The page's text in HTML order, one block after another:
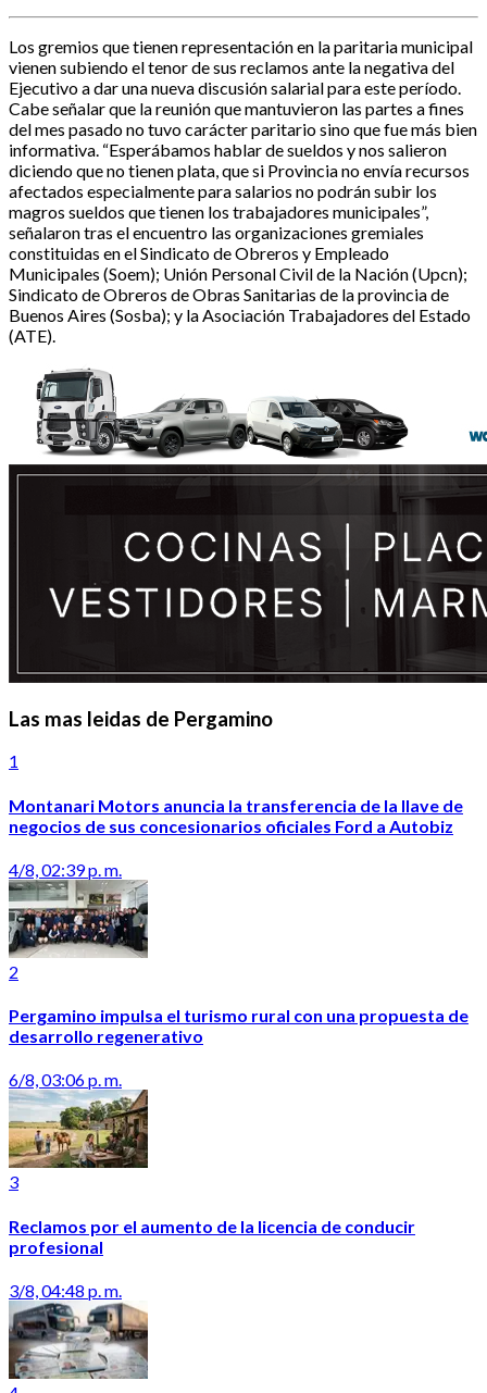
Los gremios que tienen representación en la paritaria municipal
vienen subiendo el tenor de sus reclamos ante la negativa del
Ejecutivo a dar una nueva discusión salarial para este período.
Cabe señalar que la reunión que mantuvieron las partes a fines
del mes pasado no tuvo carácter paritario sino que fue más bien
informativa. “Esperábamos hablar de sueldos y nos salieron
diciendo que no tienen plata, que si Provincia no envía recursos
afectados especialmente para salarios no podrán subir los
magros sueldos que tienen los trabajadores municipales”,
señalaron tras el encuentro las organizaciones gremiales
constituidas en el Sindicato de Obreros y Empleado
Municipales (Soem); Unión Personal Civil de la Nación (Upcn);
Sindicato de Obreros de Obras Sanitarias de la provincia de
Buenos Aires (Sosba); y la Asociación Trabajadores del Estado
(ATE).
Las mas leidas de Pergamino
1
Montanari Motors anuncia la transferencia de la llave de
negocios de sus concesionarios oficiales Ford a Autobiz
4/8, 02:39 p. m.
2
Pergamino impulsa el turismo rural con una propuesta de
desarrollo regenerativo
6/8, 03:06 p. m.
3
Reclamos por el aumento de la licencia de conducir
profesional
3/8, 04:48 p. m.